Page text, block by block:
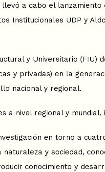
a cabo el lanzamiento
UDP y
y Universitario (FIU)
y privadas) en la
nacional y regional.
a nivel regional y
en torno a
y sociedad,
conocimiento y